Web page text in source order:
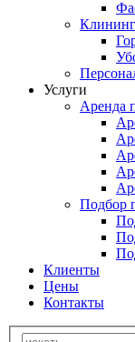
Услуги
Аренда
Подбор
Клиенты
Цены
Контакты